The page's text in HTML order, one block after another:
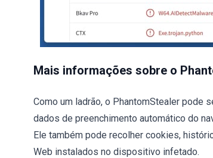
Mais informações sobre o
Como um ladrão, o PhantomStealer pode
dados de preenchimento automático do
Ele também pode recolher cookies,
Web instalados no dispositivo infetado.